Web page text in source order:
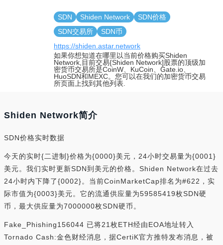
SDN Shiden Network
SDN价格
SDN交易所
SDN币
https://shiden.astar.network
如果你想知道在哪里以当前价格购买Shiden
Network,目前交易{Shiden Network]股票的顶级加
密货币交易所是CoinW、KuCoin、Gate.io、
HuoSDN和MEXC。您可以在我们的加密货币交易
所页面上找到其他列表.
Shiden Network简介
SDN价格实时数据
今天的实时{二进制}价格为{0000}美元，24小时交易量为{0001}
美元。我们实时更新SDN到美元的价格。Shiden Network在过去
24小时内下降了{0002}。当前CoinMarketCap排名为#622，实
际市值为{0003}美元。它的流通供应量为59585419枚SDN硬
币，最大供应量为7000000枚SDN硬币。
Fake_Phishing156044 已将21枚ETH经由EOA地址转入
Tornado Cash:金色财经消息，据CertiK官方推特发布消息，被